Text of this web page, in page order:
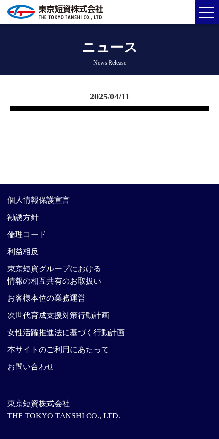
ニュース
News Release
2025/04/11
東京短資株式会社
THE TOKYO TANSHI CO., LTD.
個人情報保護宣言
勧誘方針
倫理コード
利益相反
東京短資グループにおける
情報の相互共有のお取扱い
お客様本位の業務運営
次世代育成支援対策行動計画
女性活躍推進法に基づく行動計画
本サイトのご利用にあたって
お問い合わせ